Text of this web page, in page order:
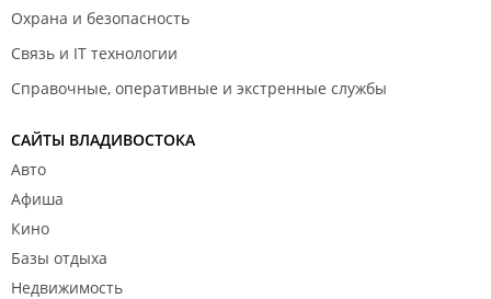
Охрана и безопасность
Связь и IT технологии
Справочные, оперативные и экстренные службы
САЙТЫ ВЛАДИВОСТОКА
Авто
Афиша
Кино
Базы отдыха
Недвижимость